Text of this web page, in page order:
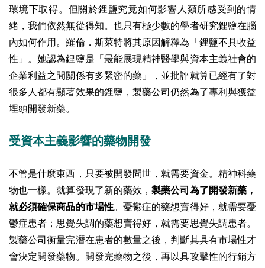
環境下取得。但關於鋰鹽究竟如何影響人類所感受到的情
緒，我們依然無從得知。也只有極少數的學者研究鋰鹽在腦
內如何作用。羅倫．斯萊特將其原因解釋為「鋰鹽不具收益
性」。她認為鋰鹽是「最能展現精神醫學與資本主義社會的
企業利益之間關係有多緊密的藥」，並批評就算已經有了對
很多人都有顯著效果的鋰鹽，製藥公司仍然為了專利與獲益
埋頭開發新藥。
受資本主義影響的藥物開發
不管是什麼東西，只要被開發問世，就需要資金。精神科藥
物也一樣。就算發現了新的藥效，製藥公司為了開發新藥，
就必須確保商品的市場性。憂鬱症的藥想賣得好，就需要憂
鬱症患者；思覺失調的藥想賣得好，就需要思覺失調患者。
製藥公司衡量完潛在患者的數量之後，判斷其具有市場性才
會決定開發藥物。開發完藥物之後，再以具攻擊性的行銷方